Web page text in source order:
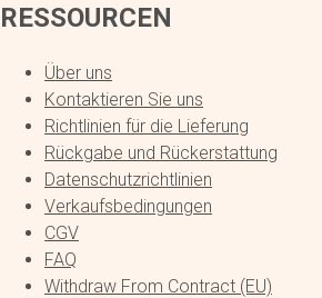
RESSOURCEN
Über uns
Kontaktieren Sie uns
Richtlinien für die Lieferung
Rückgabe und Rückerstattung
Datenschutzrichtlinien
Verkaufsbedingungen
CGV
FAQ
Withdraw From Contract (EU)